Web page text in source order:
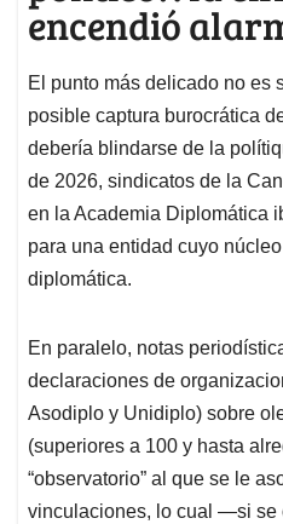
encendió
El punto más delicado no es
posible captura burocrática
debería blindarse de la
de 2026, sindicatos de la
en la Academia Diplomática
para una entidad cuyo
diplomática.
En paralelo, notas
declaraciones de
Asodiplo y Unidiplo) sobre
(superiores a 100 y hasta
“observatorio” al que se le
vinculaciones, lo cual —si